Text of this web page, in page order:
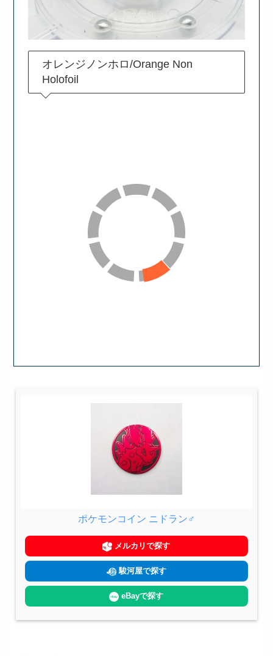
オレンジノンホロ/Orange Non
Holofoil
ポケモンコイン ニドラン♂
メルカリで探す
駿河屋で探す
eBayで探す